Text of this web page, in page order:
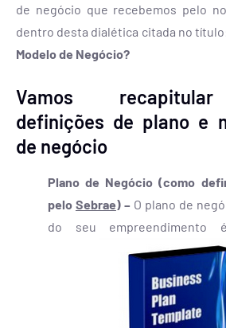
de negócio que recebemos pelo
dentro desta dialética citada no
Modelo de Negócio?
Vamos
definições de plano e
de negócio
Plano de Negócio (como
pelo Sebrae) – O plano de
do seu empreendimento